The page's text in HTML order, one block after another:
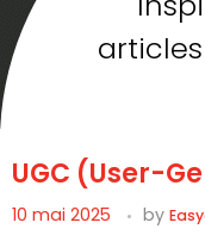
UGC (User-
10 mai 2025 by